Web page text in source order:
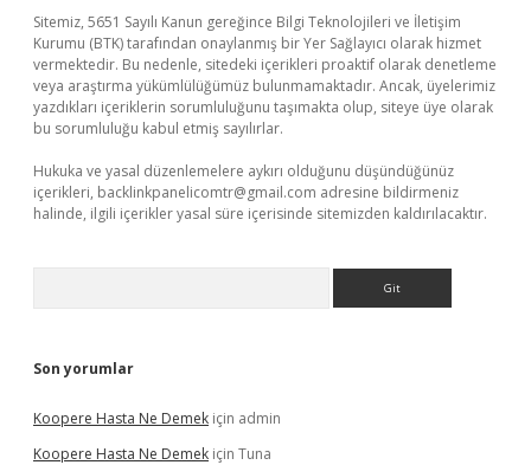
Sitemiz, 5651 Sayılı Kanun gereğince Bilgi Teknolojileri ve İletişim
Kurumu (BTK) tarafından onaylanmış bir Yer Sağlayıcı olarak hizmet
vermektedir. Bu nedenle, sitedeki içerikleri proaktif olarak denetleme
veya araştırma yükümlülüğümüz bulunmamaktadır. Ancak, üyelerimiz
yazdıkları içeriklerin sorumluluğunu taşımakta olup, siteye üye olarak
bu sorumluluğu kabul etmiş sayılırlar.
Hukuka ve yasal düzenlemelere aykırı olduğunu düşündüğünüz
içerikleri, backlinkpanelicomtr@gmail.com adresine bildirmeniz
halinde, ilgili içerikler yasal süre içerisinde sitemizden kaldırılacaktır.
Son yorumlar
Koopere Hasta Ne Demek için admin
Koopere Hasta Ne Demek için Tuna